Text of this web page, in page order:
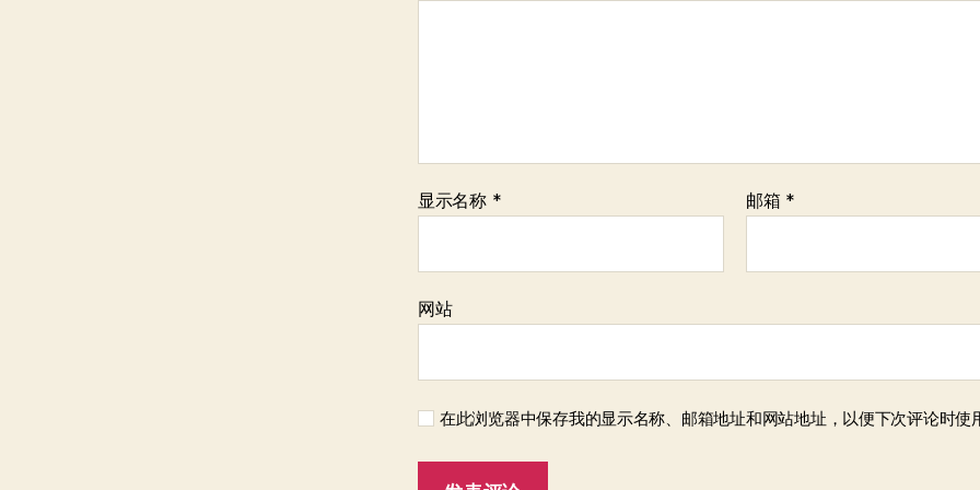
显示名称 * 邮箱 *
网站
在此浏览器中保存我的显示名称、邮箱地址和网站地址，以便下次评论时使